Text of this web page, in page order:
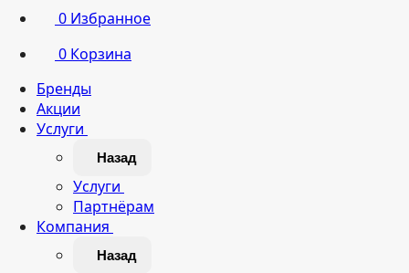
0 Избранное
0 Корзина
Бренды
Акции
Услуги
Назад
Услуги
Партнёрам
Компания
Назад